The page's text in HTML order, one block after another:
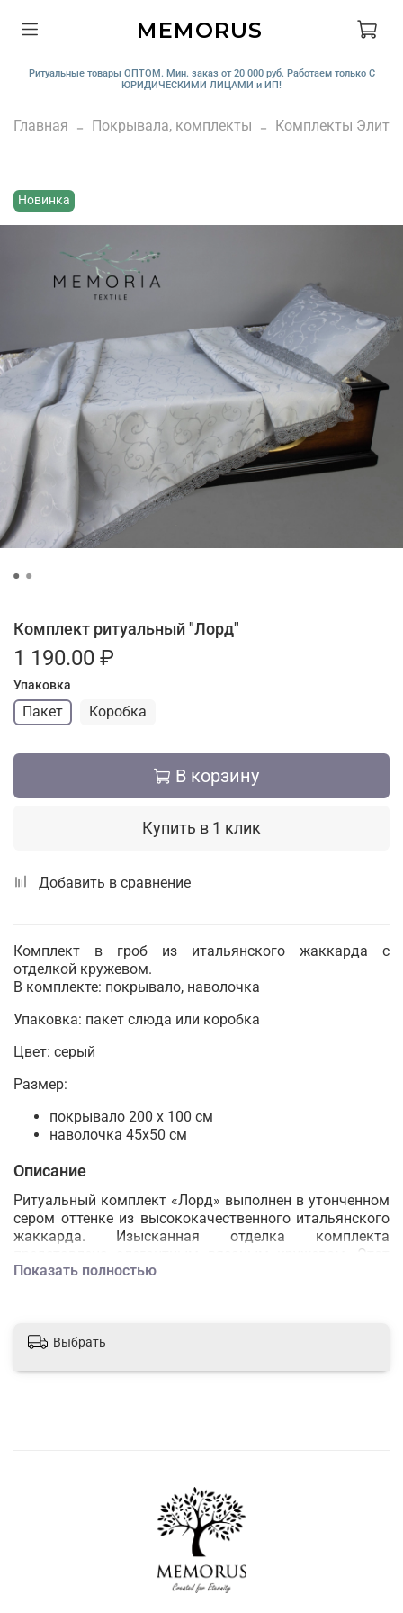
MEMORUS
Ритуальные товары ОПТОМ. Мин. заказ от 20 000 руб. Работаем только С
ЮРИДИЧЕСКИМИ ЛИЦАМИ и ИП!
Главная Покрывала, комплекты Комплекты Элит
Новинка
Комплект ритуальный "Лорд"
1 190.00 ₽
Упаковка
Пакет Коробка
В корзину
Купить в 1 клик
Добавить в сравнение
Комплект в гроб из итальянского жаккарда с
отделкой кружевом.
В комплекте: покрывало, наволочка
Упаковка: пакет слюда или коробка
Цвет: серый
Размер:
покрывало 200 х 100 см
наволочка 45х50 см
Описание
Ритуальный комплект «Лорд» выполнен в утонченном
сером оттенке из высококачественного итальянского
жаккарда. Изысканная отделка комплекта
представлена элегантным вязаным кружевом. Этот
комплект станет достойным выбором для проведения
Показать полностью
Выбрать